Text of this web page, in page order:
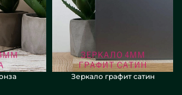
Зеркало графит сатин